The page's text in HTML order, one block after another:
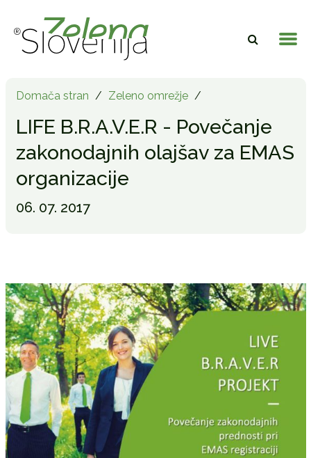
Domača stran / Zeleno omrežje /
LIFE B.R.A.V.E.R - Povečanje
zakonodajnih olajšav za EMAS
organizacije
06. 07. 2017